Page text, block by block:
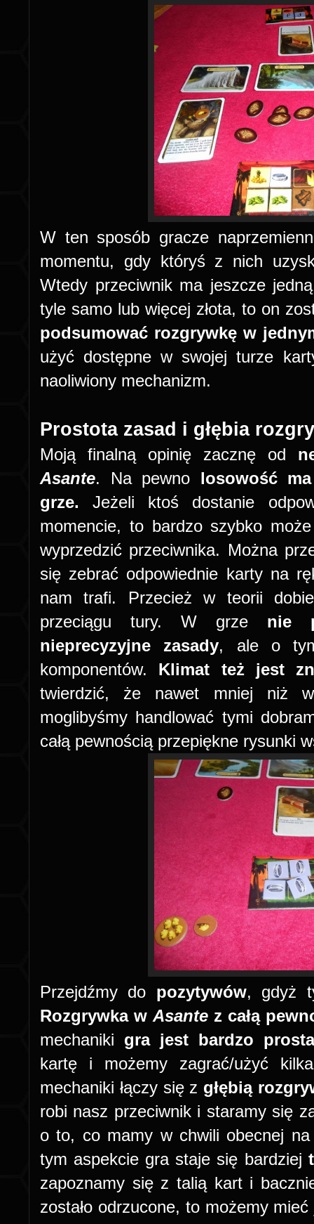
W ten sposób gracze
momentu, gdy któryś z nich
Wtedy przeciwnik ma jeszcze
tyle samo lub więcej złota, to on
podsumować rozgrywkę w
użyć dostępne w swojej turze
naoliwiony mechanizm.
Prostota zasad i głębia
Moją finalną opinię zacznę od
Asante. Na pewno losowość
grze. Jeżeli ktoś dostanie
momencie, to bardzo szybko
wyprzedzić przeciwnika. Można
się zebrać odpowiednie karty na
nam trafi. Przecież w teorii
przeciągu tury. W grze nie
nieprecyzyjne zasady, ale o
komponentów. Klimat też jest
twierdzić, że nawet mniej niż
moglibyśmy handlować tymi
całą pewnością przepiękne rysunki
Przejdźmy do pozytywów, gdyż
Rozgrywka w Asante z całą
mechaniki gra jest bardzo
kartę i możemy zagrać/użyć
mechaniki łączy się z głębią
robi nasz przeciwnik i staramy się
o to, co mamy w chwili obecnej
tym aspekcie gra staje się bardziej
zapoznamy się z talią kart i
zostało odrzucone, to możemy